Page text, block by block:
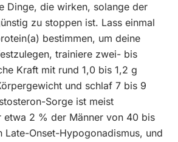
Dinge, die wirken, solange der
zu stoppen ist. Lass einmal
bestimmen, um deine
trainiere zwei- bis
Kraft mit rund 1,0 bis 1,2 g
und schlaf 7 bis 9
Sorge ist meist
etwa 2 % der Männer von 40 bis
Late-Onset-Hypogonadismus, und